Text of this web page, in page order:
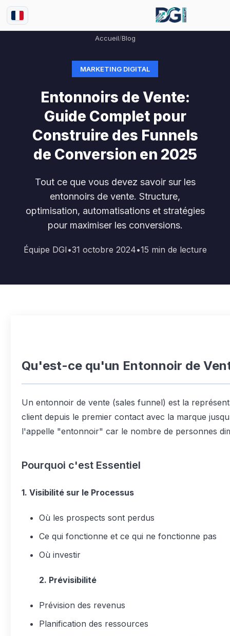
Accueil/Blog
MARKETING DIGITAL
Entonnoirs de Vente:
Guide Complet pour
Construire des Funnels
de Conversion en 2025
Tout ce que vous devez savoir sur les
entonnoirs de vente. Structure,
optimisation, automatisations et stratégies
pour maximiser les conversions.
Équipe DGI •31 octobre 2024•15 min de lecture
Qu'est-ce qu'un Entonnoir de
Un entonnoir de vente (sales funnel) est la
client depuis le premier contact avec la marque
l'appelle "entonnoir" car le nombre de personnes
Pourquoi c'est Essentiel
1. Visibilité sur le Processus
Où les prospects sont perdus
Ce qui fonctionne et ce qui ne fonctionne pas
Où investir
2. Prévisibilité
Prévision des revenus
Planification des ressources